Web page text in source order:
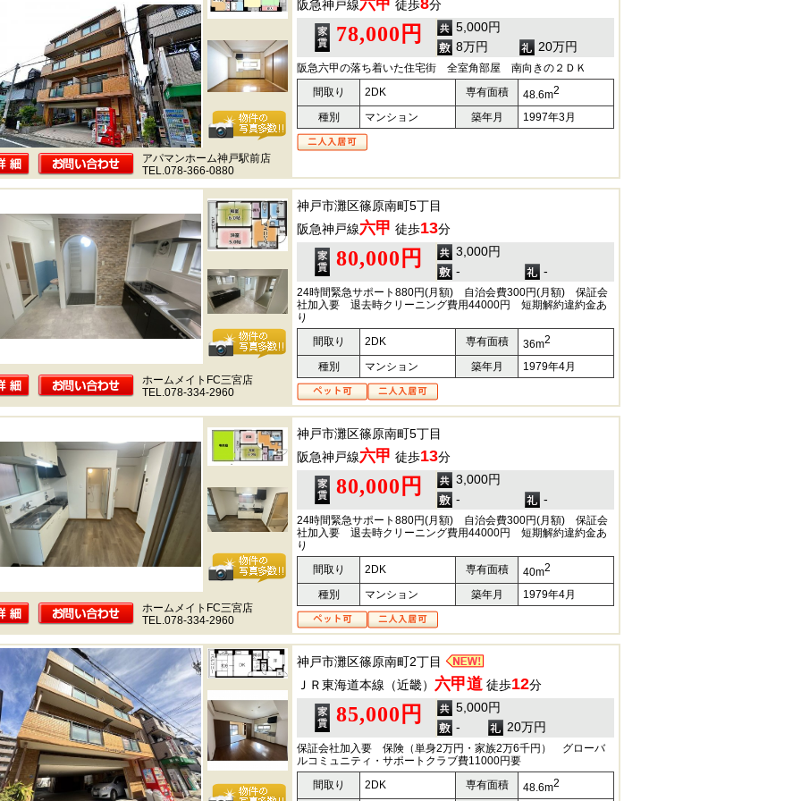
阪急神戸線六甲 徒歩8分
78,000円
5,000円
8万円
20万円
阪急六甲の落ち着いた住宅街 全室角部屋 南向きの２ＤＫ
間取り
2DK 専有面積 48.6m2
種別 マンション 築年月 1997年3月
アパマンホーム神戸駅前店
TEL.078-366-0880
神戸市灘区篠原南町5丁目
阪急神戸線六甲 徒歩13分
80,000円
3,000円
-
-
24時間緊急サポート880円(月額) 自治会費300円(月額) 保証会
社加入要 退去時クリーニング費用44000円 短期解約違約金あ
り
間取り
2DK 専有面積 36m2
種別 マンション 築年月
1979年4月
ホームメイトFC三宮店
TEL.078-334-2960
神戸市灘区篠原南町5丁目
阪急神戸線六甲 徒歩13分
80,000円
3,000円
-
-
24時間緊急サポート880円(月額) 自治会費300円(月額) 保証会
社加入要 退去時クリーニング費用44000円 短期解約違約金あ
り
間取り
2DK 専有面積 40m2
種別 マンション 築年月
1979年4月
ホームメイトFC三宮店
TEL.078-334-2960
神戸市灘区篠原南町2丁目
ＪＲ東海道本線（近畿） 六甲道 徒歩12分
85,000円
5,000円
-
20万円
保証会社加入要 保険（単身2万円・家族2万6千円） グローバ
ルコミュニティ・サポートクラブ費11000円要
間取り
2DK 専有面積 48.6m2